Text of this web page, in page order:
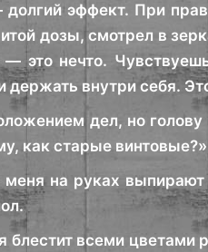
эффект. При
дозы, смотрел в
это нечто.
внутри себя.
дел, но
как старые винтовые?»
на руках
всеми цветами